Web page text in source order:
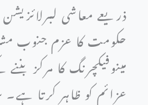
ذریعے معاشی
حکومت کا عزم جنوب
مینوفیکچرنگ کا مرکز
عزائم کو ظاہر کرتا ہے۔